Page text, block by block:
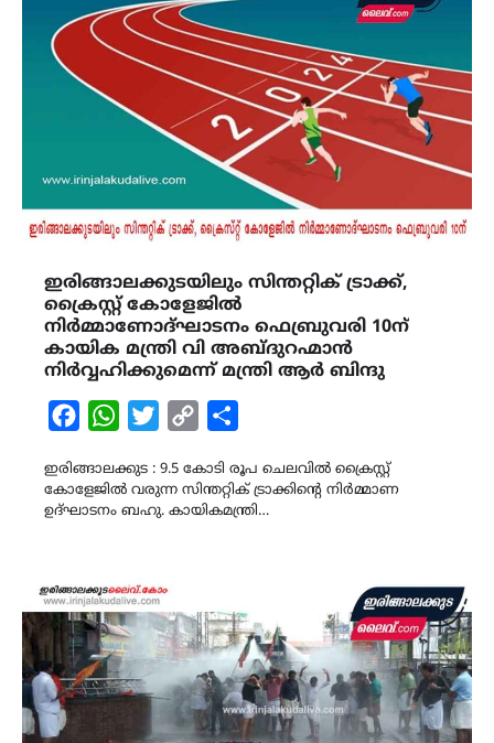
ഇരിങ്ങാലക്കുടയിലും സിന്തറ്റിക് ട്രാക്ക്,
ക്രൈസ്റ്റ് കോളേജിൽ
നിർമ്മാണോദ്ഘാടനം ഫെബ്രുവരി 10ന്
കായിക മന്ത്രി വി അബ്ദുറഹ്മാൻ
നിർവ്വഹിക്കുമെന്ന് മന്ത്രി ആർ ബിന്ദു
FacebookWhatsAppTwitterCopy
ഇരിങ്ങാലക്കുട : 9.5 കോടി രൂപ ചെലവിൽ ക്രൈസ്റ്റ്
കോളേജിൽ വരുന്ന സിന്തറ്റിക് ട്രാക്കിൻ്റെ നിർമ്മാണ
ഉദ്ഘാടനം ബഹു. കായികമന്ത്രി…